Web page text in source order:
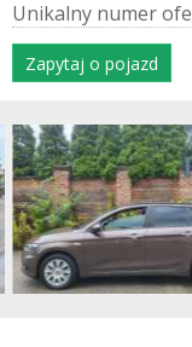
Unikalny numerofe
Zapytaj o pojazd